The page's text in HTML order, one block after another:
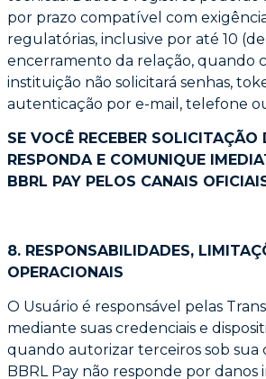
por prazo compatível com
regulatórias, inclusive por até 10
encerramento da relação, quando
instituição não solicitará senhas,
autenticação por e-mail, telefone
SE VOCÊ RECEBER SOLICITAÇÃO
RESPONDA E COMUNIQUE
BBRL PAY PELOS CANAIS
8. RESPONSABILIDADES,
OPERACIONAIS
O Usuário é responsável pelas
mediante suas credenciais e
quando autorizar terceiros sob sua
BBRL Pay não responde por danos